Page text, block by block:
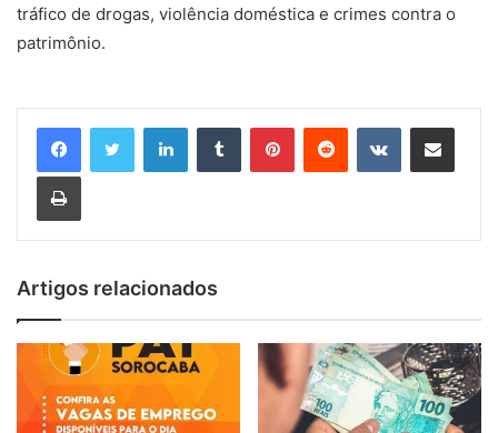
tráfico de drogas, violência doméstica e crimes contra o
patrimônio.
LinkedinTumblr PinterestReddit VK Compartilhar via e-mail
Imprimir
Artigos relacionados